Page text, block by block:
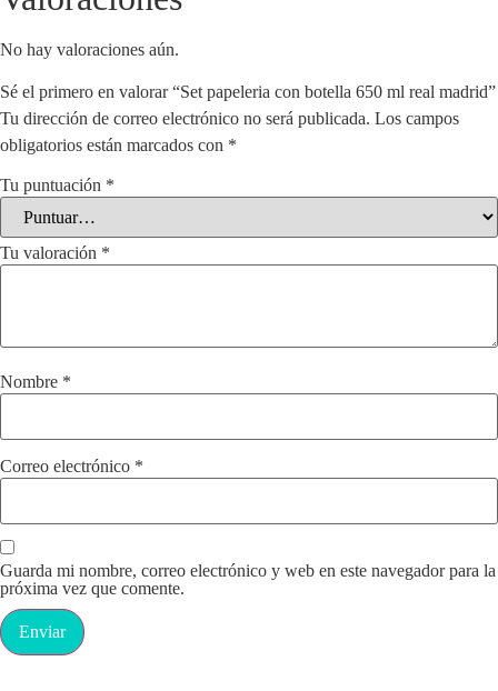
No hay valoraciones aún.
Sé el primero en valorar “Set papeleria con botella 650 ml real madrid”
Tu dirección de correo electrónico no será publicada. Los campos
obligatorios están marcados con *
Tu puntuación *
Tu valoración *
Nombre *
Correo electrónico *
Guarda mi nombre, correo electrónico y web en este navegador para la
próxima vez que comente.